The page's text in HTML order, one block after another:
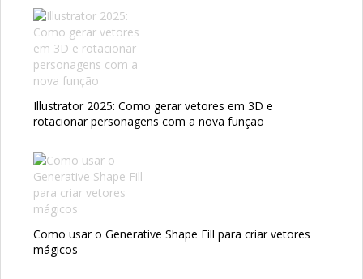
Illustrator 2025: Como gerar vetores em 3D e
rotacionar personagens com a nova função
Como usar o Generative Shape Fill para criar vetores
mágicos